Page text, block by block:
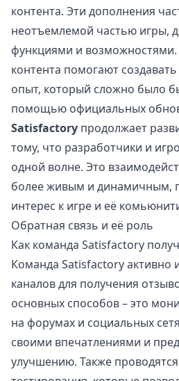
контента. Эти дополнения
неотъемлемой частью игры,
функциями и
контента помогают
опыт, который сложно было
помощью официальных
Satisfactory продолжает
тому, что разработчики и
одной волне. Это
более живым и динамичным,
интерес к игре и её
Обратная связь и её роль
Как команда Satisfactory
Команда Satisfactory активно
каналов для получения
основных способов – это
на форумах и социальных
своими впечатлениями и
улучшению. Также